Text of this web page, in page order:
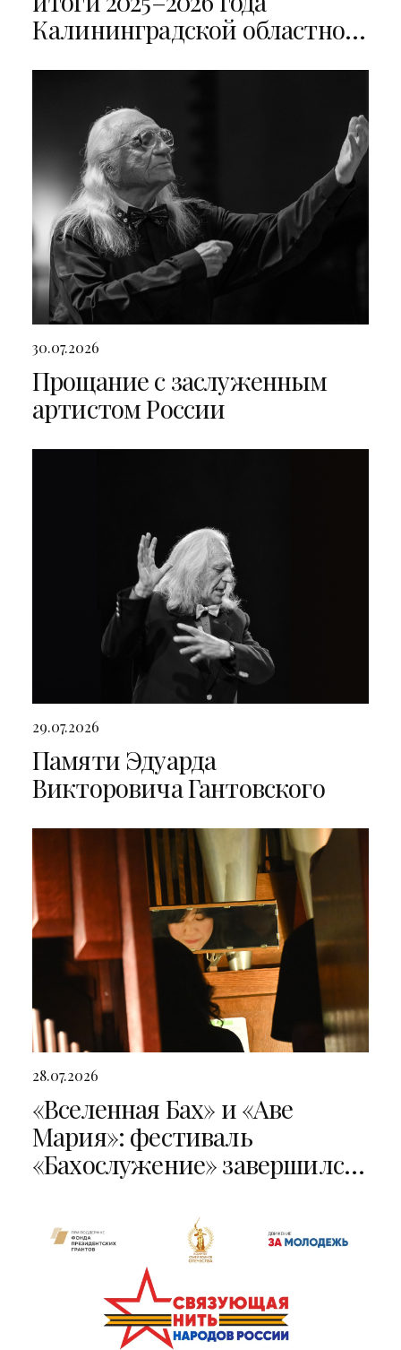
Калининградской областной
30.07.2026
Прощание с заслуженным
артистом России
29.07.2026
Памяти Эдуарда
Викторовича Гантовского
28.07.2026
«Вселенная Бах» и «Аве
Мария»: фестиваль
«Бахослужение» завершился